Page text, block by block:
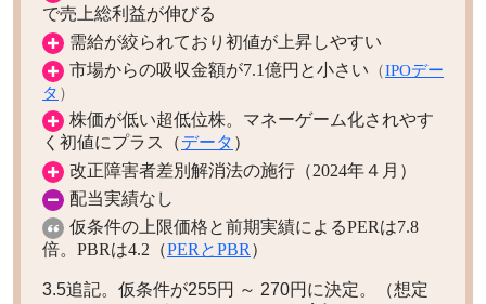
で売上総利益が伸びる
需給が絞られており初値が上昇しやすい
市場からの吸収金額が7.1億円と小さい （IPOデー
タ ）
株価が低い超低位株。マネーゲーム化されやす
く初値にプラス（データ ）
改正障害者差別解消法の施行（2024年４月）
配当実績なし
仮条件の上限価格と前期実績によるPERは7.8
倍。PBRは4.2（PERとPBR ）
3.5追記。仮条件が255円 ～ 270円に決定。（想定